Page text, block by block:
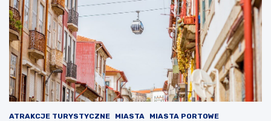
ATRAKCJE TURYSTYCZNE MIASTA
MIASTA PORTOWE